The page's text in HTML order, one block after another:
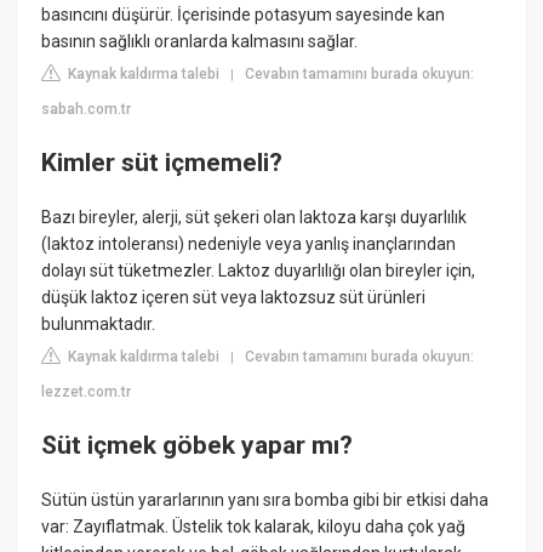
basıncını düşürür. İçerisinde potasyum sayesinde kan
basının sağlıklı oranlarda kalmasını sağlar.
Kaynak kaldırma talebi |Cevabın tamamını burada okuyun:
sabah.com.tr
Kimler süt içmemeli?
Bazı bireyler, alerji, süt şekeri olan laktoza karşı duyarlılık
(laktoz intoleransı) nedeniyle veya yanlış inançlarından
dolayı süt tüketmezler. Laktoz duyarlılığı olan bireyler için,
düşük laktoz içeren süt veya laktozsuz süt ürünleri
bulunmaktadır.
Kaynak kaldırma talebi |Cevabın tamamını burada okuyun:
lezzet.com.tr
Süt içmek göbek yapar mı?
Sütün üstün yararlarının yanı sıra bomba gibi bir etkisi daha
var: Zayıflatmak. Üstelik tok kalarak, kiloyu daha çok yağ